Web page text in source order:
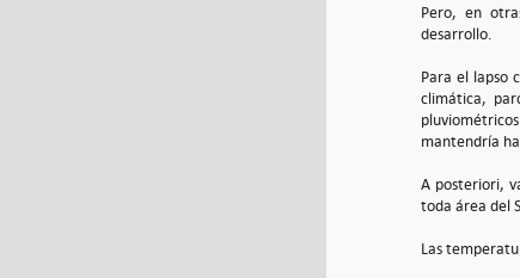
Pero, en
desarrollo.
Para el lapso
climática,
mantendría
A posteriori,
toda área del
Las